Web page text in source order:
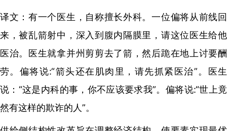
译文：有一个医生，自称擅长外科。一位偏将从前线回
来，被乱箭射中，深入到腹内隔膜里，请这位医生给他
医治。医生就拿并州剪剪去了箭，然后跪在地上讨要酬
劳。偏将说:“箭头还在肌肉里，请先抓紧医治”。医生
说：“这是内科的事，你不应该要求我”。偏将说:“世上竟
然有这样的欺诈的人”。